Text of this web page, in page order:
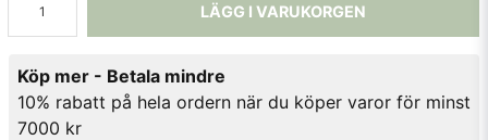
LÄGG I VARUKORGEN
Köp mer - Betala mindre
10% rabatt på hela ordern när du köper varor för minst
7000 kr